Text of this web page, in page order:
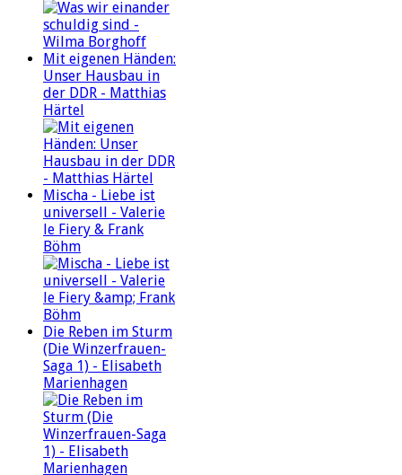
Mit eigenen Händen:
Unser Hausbau in
der DDR - Matthias
Härtel
Mischa - Liebe ist
universell - Valerie
le Fiery & Frank
Böhm
Die Reben im Sturm
(Die Winzerfrauen-
Saga 1) - Elisabeth
Marienhagen